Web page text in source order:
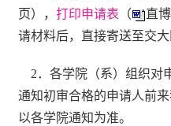
页） ，打印申请表 （ 直
请材料后，直接寄送至交大
2．各学院（系）组织对
通知初审合格的申请人前
以各学院通知为准。